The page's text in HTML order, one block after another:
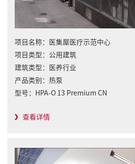
项目名称：
医集屋医疗示范中心
项目类型： 公用建筑
建筑类型：
医养行业
产品类别： 热泵
型号：
HPA-O 13 Premium CN
查看详情